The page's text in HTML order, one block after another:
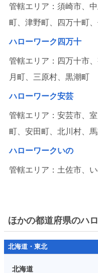
管轄エリア：須崎市、
町、津野町、四万十町
ハローワーク四万十
管轄エリア：四万十市
月町、三原村、黒潮町
ハローワーク安芸
管轄エリア：安芸市、
町、安田町、北川村、
ハローワークいの
管轄エリア：土佐市、
ほかの都道府県のハ
北海道・東北
北海道